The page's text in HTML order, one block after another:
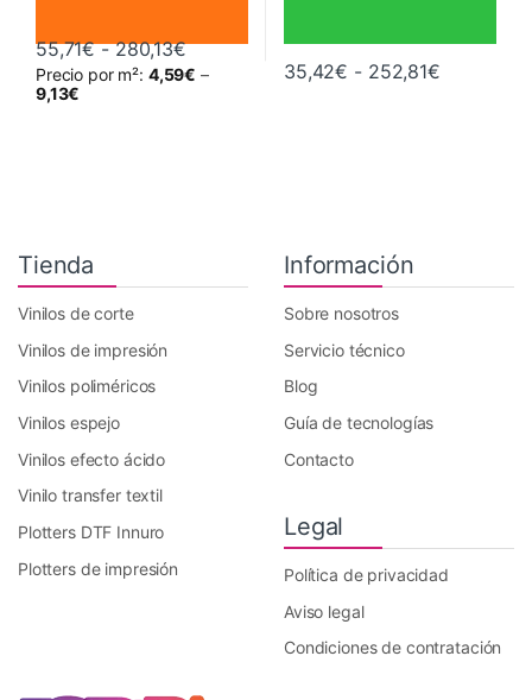
55,71€ - 280,13€Rango de precios: desde 55,71€ hasta
Precio por m²: 4,59€ –
9,13€
Este producto tiene múltiples variantes. Las opciones se
35,42€ - 252,81€Rango de
Este producto tiene múltiples
Tienda
Vinilos de corte
Vinilos de impresión
Vinilos poliméricos
Vinilos espejo
Vinilos efecto ácido
Vinilo transfer textil
Plotters DTF Innuro
Plotters de impresión
Información
Sobre nosotros
Servicio técnico
Blog
Guía de tecnologías
Contacto
Legal
Política de privacidad
Aviso legal
Condiciones de contratación